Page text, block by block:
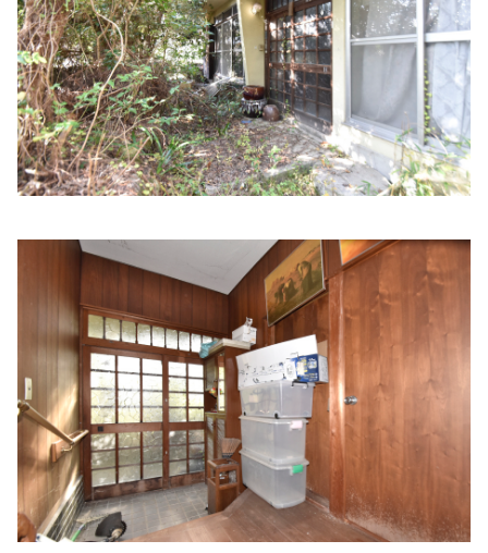
藤田クリニック
住所:兵庫県姫路市東今宿４丁目１−１０ マップで見る
光寿会クリニック
住所:兵庫県姫路市北条１丁目３８５ 光寿会クリニック
マ
ップで見る
姫路中央病院付属クリニックＰＥＴ画像センター
住所:兵庫県姫路市飾磨区三宅２丁目３６ マップで見る
兵庫県立はりま姫路総合医療センター
兵庫県姫路市神屋町３丁目264番地 マップで見る
木村病院
兵庫県姫路市南八代町５−３ マップで見る
空地内科院
住所:兵庫県姫路市呉服町８ マップで見る
リコルスクリニック
住所: 兵庫県姫路市駅前町２７−１ リコルスビル２Ｆ
マップ
で見る
阿保クリニック
住所:兵庫県姫路市東駅前町７５−１ マップで見る